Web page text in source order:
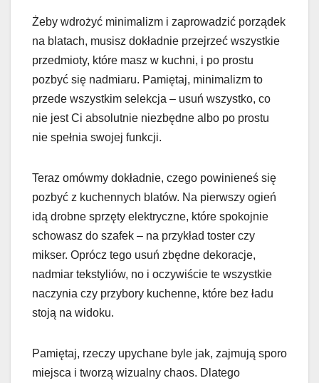
Żeby wdrożyć minimalizm i zaprowadzić porządek
na blatach, musisz dokładnie przejrzeć wszystkie
przedmioty, które masz w kuchni, i po prostu
pozbyć się nadmiaru. Pamiętaj, minimalizm to
przede wszystkim selekcja – usuń wszystko, co
nie jest Ci absolutnie niezbędne albo po prostu
nie spełnia swojej funkcji.
Teraz omówmy dokładnie, czego powinieneś się
pozbyć z kuchennych blatów. Na pierwszy ogień
idą drobne sprzęty elektryczne, które spokojnie
schowasz do szafek – na przykład toster czy
mikser. Oprócz tego usuń zbędne dekoracje,
nadmiar tekstyliów, no i oczywiście te wszystkie
naczynia czy przybory kuchenne, które bez ładu
stoją na widoku.
Pamiętaj, rzeczy upychane byle jak, zajmują sporo
miejsca i tworzą wizualny chaos. Dlatego